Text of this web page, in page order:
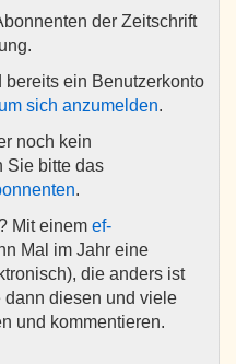
der Zeitschrift
ein Benutzerkonto
sich anzumelden.
noch kein
Sie bitte das
.
Mit einem ef-
Mal im Jahr eine
die anders ist
diesen und viele
und kommentieren.